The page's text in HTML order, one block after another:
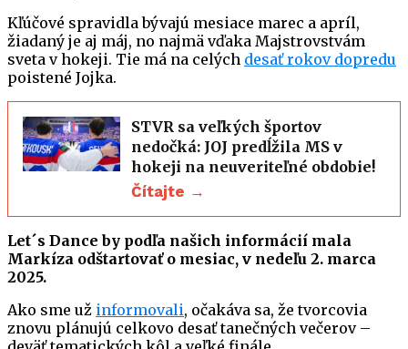
Kľúčové spravidla bývajú mesiace marec a apríl,
žiadaný je aj máj, no najmä vďaka Majstrovstvám
sveta v hokeji. Tie má na celých desať rokov dopredu
poistené Jojka.
STVR sa veľkých športov
nedočká: JOJ predĺžila MS v
hokeji na neuveriteľné obdobie!
Čítajte →
Let´s Dance by podľa našich informácií mala
Markíza odštartovať o mesiac, v nedeľu 2. marca
2025.
Ako sme už informovali, očakáva sa, že tvorcovia
znovu plánujú celkovo desať tanečných večerov –